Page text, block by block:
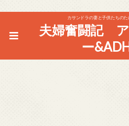
カサンドラの妻と子供たちのた
夫婦奮闘記
ー